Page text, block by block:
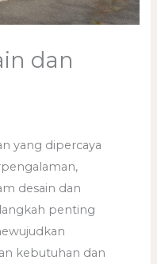
dan
yang dipercaya
desain dan
penting
kebutuhan dan